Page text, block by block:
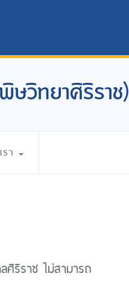
วิทยาศิริราช)
า
ศิริราช ไม่สามารถ